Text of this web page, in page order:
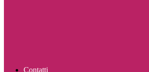
Contatti